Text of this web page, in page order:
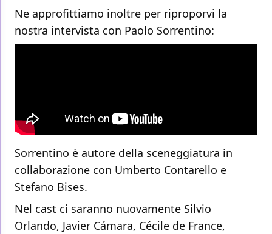
Ne approfittiamo inoltre per riproporvi la
nostra intervista con Paolo Sorrentino:
Sorrentino è autore della sceneggiatura in
collaborazione con Umberto Contarello e
Stefano Bises.
Nel cast ci saranno nuovamente Silvio
Orlando, Javier Cámara, Cécile de France,